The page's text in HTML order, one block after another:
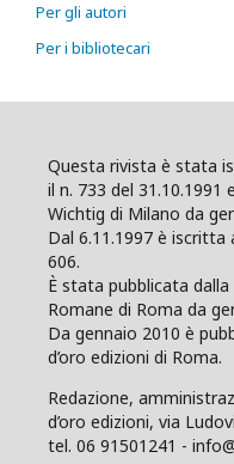
Per gli autori
Per i bibliotecari
Questa rivista è stata
il n. 733 del 31.10.1991
Wichtig di Milano da
Dal 6.11.1997 è iscritta
606.
È stata pubblicata
Romane di Roma da
Da gennaio 2010 è
d’oro edizioni di Roma.
Redazione,
d’oro edizioni, via
tel. 06 91501241 -